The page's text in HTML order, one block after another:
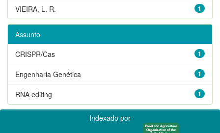
1
VIEIRA, L. R.
Assunto
1
CRISPR/Cas
1
Engenharia Genética
1
RNA editing
Indexado por